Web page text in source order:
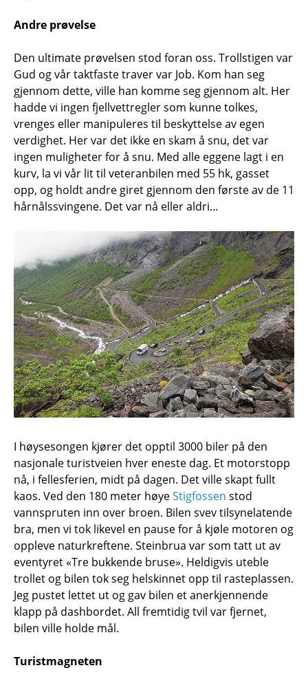
Andre prøvelse
Den ultimate prøvelsen stod foran oss. Trollstigen var
Gud og vår taktfaste traver var Job. Kom han seg
gjennom dette, ville han komme seg gjennom alt. Her
hadde vi ingen fjellvettregler som kunne tolkes,
vrenges eller manipuleres til beskyttelse av egen
verdighet. Her var det ikke en skam å snu, det var
ingen muligheter for å snu. Med alle eggene lagt i en
kurv, la vi vår lit til veteranbilen med 55 hk, gasset
opp, og holdt andre giret gjennom den første av de 11
hårnålssvingene. Det var nå eller aldri…
I høysesongen kjører det opptil 3000 biler på den
nasjonale turistveien hver eneste dag. Et motorstopp
nå, i fellesferien, midt på dagen. Det ville skapt fullt
kaos. Ved den 180 meter høyeStigfossen stod
vannspruten inn over broen. Bilen svev tilsynelatende
bra, men vi tok likevel en pause for å kjøle motoren og
oppleve naturkreftene. Steinbrua var som tatt ut av
eventyret «Tre bukkende bruse». Heldigvis uteble
trollet og bilen tok seg helskinnet opp til rasteplassen.
Jeg pustet lettet ut og gav bilen et anerkjennende
klapp på dashbordet. All fremtidig tvil var fjernet,
bilen ville holde mål.
Turistmagneten